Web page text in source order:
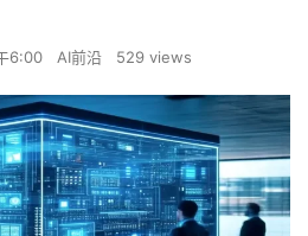
6:00 AI前沿 529 views